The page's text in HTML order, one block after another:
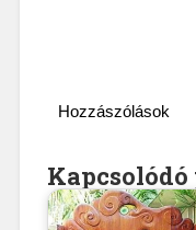
Hozzászólások
Kapcsolódó